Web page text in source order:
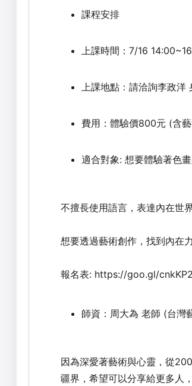
課程安排
上課時間：7/16
上課地點：請洽詢李政洋
費用： 體驗價800元 (含
適合對象: 想要體驗著色
不擅長使用語言，表達內在世
想要透過藝術創作，找到內在
報名表: https://goo.gl/cnkKP2
師資：周大為 老師 (台灣
因為深愛著藝術與心靈，從
疆界，希望可以分享給更多人